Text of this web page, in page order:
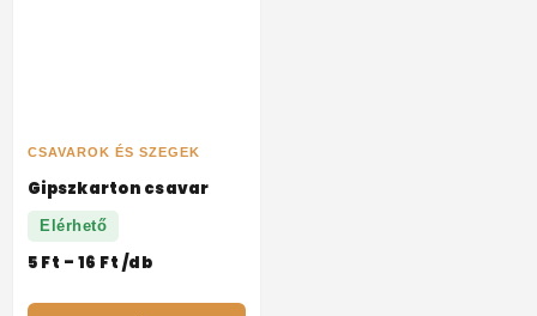
CSAVAROK ÉS SZEGEK
Gipszkarton csavar
Elérhető
5 Ft – 16 Ft /db